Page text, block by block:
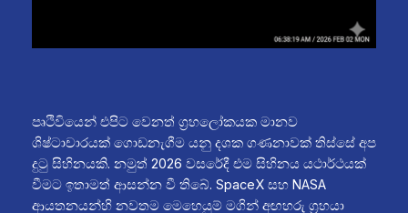
පෘථිවියෙන් එපිට වෙනත් ග්‍රහලෝකයක මානව
ශිෂ්ටාචාරයක් ගොඩනැගීම යනු දශක ගණනාවක් තිස්සේ අප
දුටු සිහිනයකි. නමුත් 2026 වසරේදී එම සිහිනය යථාර්ථයක්
වීමට ඉතාමත් ආසන්න වී තිබේ. SpaceX සහ NASA
ආයතනයන්හි නවතම මෙහෙයුම් මගින් අඟහරු ග්‍රහයා